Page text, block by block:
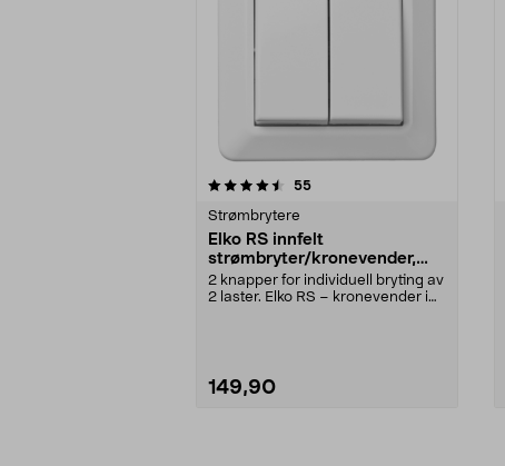
55anmeldelser
Strømbrytere
Elko RS innfelt
strømbryter/kronevender,
Nordic renhvit
2 knapper for individuell bryting av
2 laster. Elko RS – kronevender i
149,90
4.5av 5 stjerner